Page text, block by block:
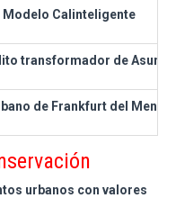
Modelo Calinteligente
transformador de
de Frankfurt del Meno
urbanos con valores